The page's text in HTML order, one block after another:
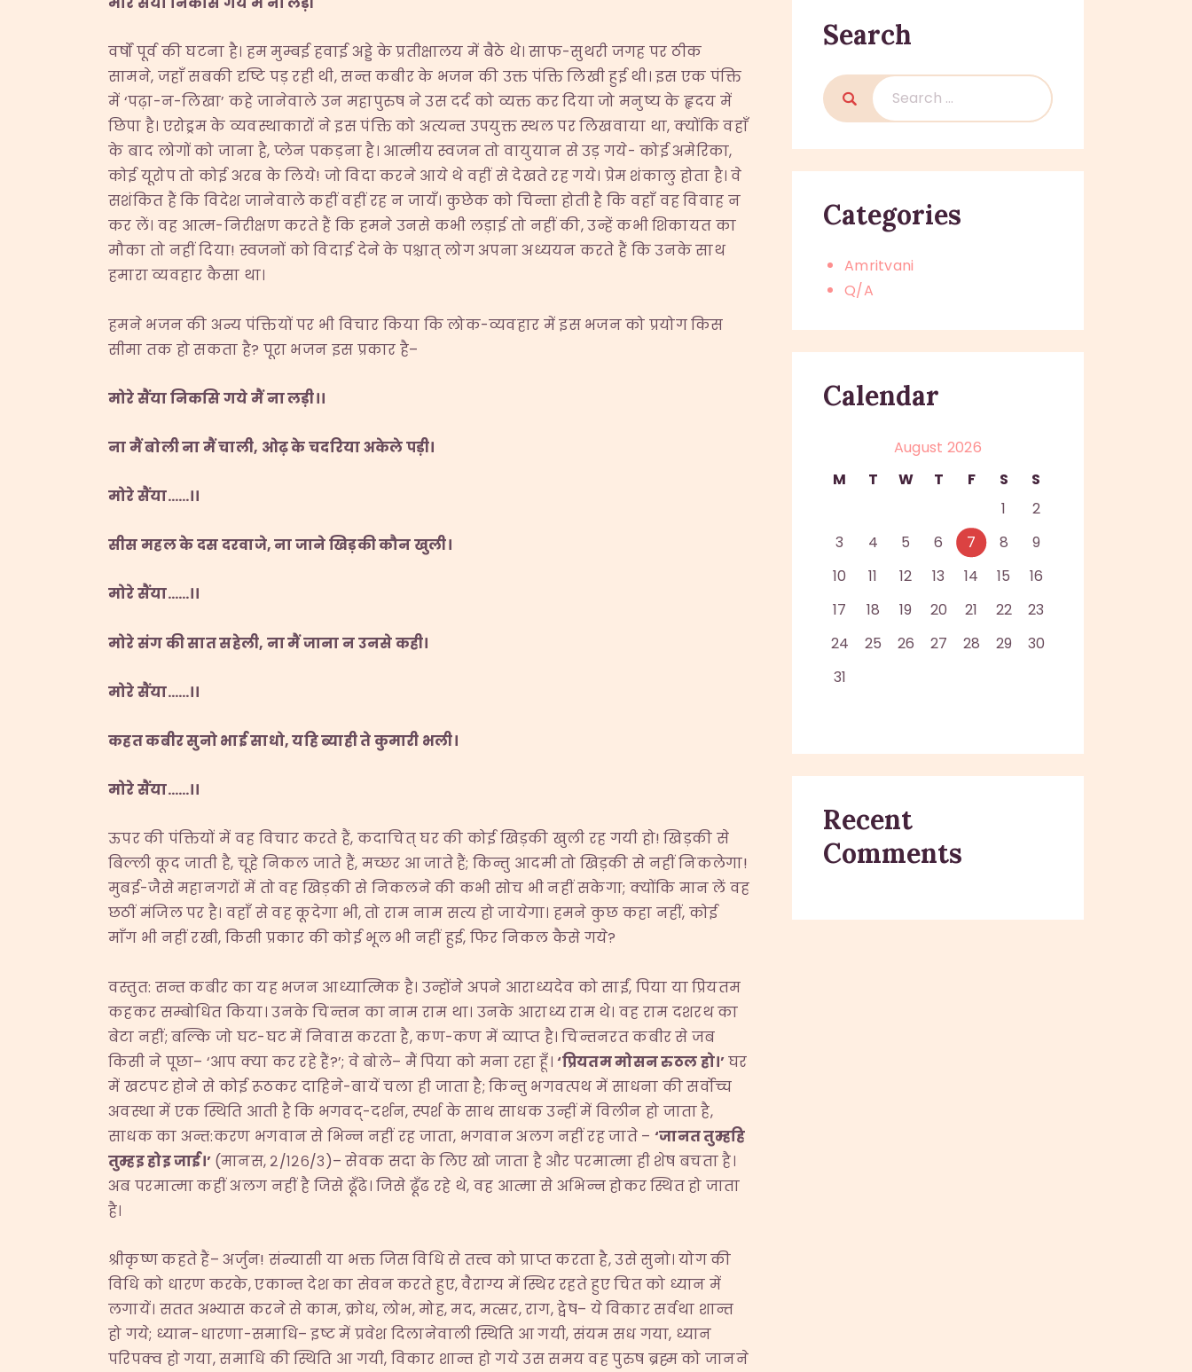
वर्षों पूर्व की घटना है। हम मुम्बई हवाई अड्डे के प्रतीक्षालय में बैठे थे। साफ-सुथरी जगह पर ठीक
सामने, जहाँ सबकी दृष्टि पड़ रही थी, सन्त कबीर के भजन की उक्त पंक्ति लिखी हुई थी। इस एक पंक्ति
में ‘पढ़ा-न-लिखा’ कहे जानेवाले उन महापुरुष ने उस दर्द को व्यक्त कर दिया जो मनुष्य के हृदय में
छिपा है। एरोड्रम के व्यवस्थाकारों ने इस पंक्ति को अत्यन्त उपयुक्त स्थल पर लिखवाया था, क्योंकि वहाँ
के बाद लोगों को जाना है, प्लेन पकड़ना है। आत्मीय स्वजन तो वायुयान से उड़ गये- कोई अमेरिका,
कोई यूरोप तो कोई अरब के लिये! जो विदा करने आये थे वहीं से देखते रह गये। प्रेम शंकालु होता है। वे
सशंकित हैं कि विदेश जानेवाले कहीं वहीं रह न जायँ। कुछेक को चिन्ता होती है कि वहाँ वह विवाह न
कर लें। वह आत्म-निरीक्षण करते हैं कि हमने उनसे कभी लड़ाई तो नहीं की, उन्हें कभी शिकायत का
मौका तो नहीं दिया! स्वजनों को विदाई देने के पश्चात् लोग अपना अध्ययन करते हैं कि उनके साथ
हमारा व्यवहार कैसा था।
हमने भजन की अन्य पंक्तियों पर भी विचार किया कि लोक-व्यवहार में इस भजन को प्रयोग किस
सीमा तक हो सकता है? पूरा भजन इस प्रकार है–
मोरे सैंया निकसि गये मैं ना लड़ी।।
ना मैं बोली ना मैं चाली, ओढ़ के चदरिया अकेले पड़ी।
मोरे सैंया……।।
सीस महल के दस दरवाजे,ना जाने खिड़की कौन खुली।
मोरे सैंया……।।
मोरे संग की सात सहेली, ना मैं जाना न उनसे कही।
मोरे सैंया……।।
कहत कबीर सुनो भाई साधो,यहि ब्याही ते कुमारी भली।
मोरे सैंया……।।
ऊपर की पंक्तियों में वह विचार करते हैं, कदाचित् घर की कोई खिड़की खुली रह गयी हो! खिड़की से
बिल्ली कूद जाती है, चूहे निकल जाते हैं, मच्छर आ जाते हैं; किन्तु आदमी तो खिड़की से नहीं निकलेगा!
मुबई-जैसे महानगरों में तो वह खिड़की से निकलने की कभी सोच भी नहीं सकेगा; क्योंकि मान लें वह
छठीं मंजिल पर है। वहाँ से वह कूदेगा भी, तो राम नाम सत्य हो जायेगा। हमने कुछ कहा नहीं, कोई
माँग भी नहीं रखी, किसी प्रकार की कोई भूल भी नहीं हुई, फिर निकल कैसे गये?
वस्तुत: सन्त कबीर का यह भजन आध्यात्मिक है। उन्होंने अपने आराध्यदेव को साईं, पिया या प्रियतम
कहकर सम्बोधित किया। उनके चिन्तन का नाम राम था। उनके आराध्य राम थे। वह राम दशरथ का
बेटा नहीं; बल्कि जो घट-घट में निवास करता है, कण-कण में व्याप्त है। चिन्तनरत कबीर से जब
किसी ने पूछा– ‘आप क्या कर रहे हैं?’; वे बोले– मैं पिया को मना रहा हूँ।‘प्रियतम मोसन रुठल हो।’घर
में खटपट होने से कोई रूठकर दाहिने-बायें चला ही जाता है; किन्तु भगवत्पथ में साधना की सर्वोच्च
अवस्था में एक स्थिति आती है कि भगवद्-दर्शन, स्पर्श के साथ साधक उन्हीं में विलीन हो जाता है,
साधक का अन्त:करण भगवान से भिन्न नहीं रह जाता, भगवान अलग नहीं रह जाते – ‘जानत तुम्हहि
तुम्हइ होइ जाई।’ (मानस, २/१२६/३)– सेवक सदा के लिए खो जाता है और परमात्मा ही शेष बचता है।
अब परमात्मा कहीं अलग नहीं है जिसे ढू़ँढे। जिसे ढू़ँढ रहे थे, वह आत्मा से अभिन्न होकर स्थित हो जाता
है।
श्रीकृष्ण कहते हैं– अर्जुन! संन्यासी या भक्त जिस विधि से तत्त्व को प्राप्त करता है, उसे सुनो। योग की
विधि को धारण करके, एकान्त देश का सेवन करते हुए, वैराग्य में स्थिर रहते हुए चित को ध्यान में
लगायें। सतत अभ्यास करने से काम, क्रोध, लोभ, मोह, मद, मत्सर, राग, द्वेष– ये विकार सर्वथा शान्त
हो गये; ध्यान-धारणा-समाधि– इष्ट में प्रवेश दिलानेवाली स्थिति आ गयी, संयम सध गया, ध्यान
परिपक्व हो गया, समाधि की स्थिति आ गयी, विकार शान्त हो गये उस समय वह पुरुष ब्रह्म को जानने
Search
Search
for:
Categories
Amritvani
Q/A
Calendar
August 2026
M
T W T F S
S
1
2
3
4 5 6 7 8
9
10
11 12 13 14 15
16
17
18 19 20 21 22
23
24
25 26 27 28 29
30
31
Recent
Comments